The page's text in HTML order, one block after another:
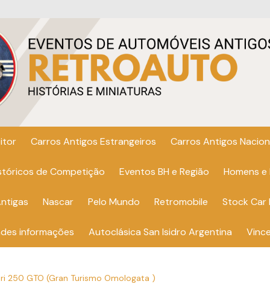
Carros Antigos Estrangeiros Carros Antigos
de Competição Eventos BH e Região Homens
Nascar Pelo Mundo Retromobile Stock Car
informações Autoclásica San Isidro Argentina
250 GTO (Gran Turismo Omologata )